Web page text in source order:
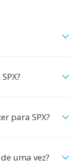
para SPX?
uma vez?